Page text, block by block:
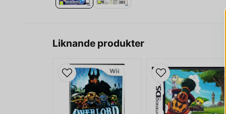
Liknande produkter